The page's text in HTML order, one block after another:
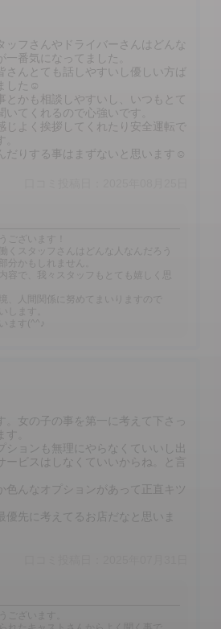
ッフさんやドライバーさんはどんな
一番気になってました。
さんとても話しやすいし優しい方ば
した☺
とかも相談しやすいし、いつもとて
いてくれるので心強いです。
じよく挨拶してくれたり安全運転で
だりする事はまずないと思います☺
ございます！
くスタッフさんはどんな人なんだろう
分かもしれません。
容で、我々スタッフもとても嬉しく思
、人間関係に努めてまいりますので
します。
ます(^^♪
。女の子の事を第一に考えて下さっ
。
ションも無理にやらなくていいし出
ービスはしなくていいからね。と言
色んなオプションがあって正直キツ
優先に考えてるお店だなと思いま